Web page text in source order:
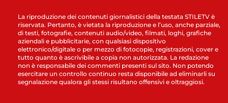
La riproduzione dei contenuti giornalistici della testata STILETV è
riservata. Pertanto, è vietata la riproduzione e l’uso, anche parziale,
di testi, fotografie, contenuti audio/video, filmati, loghi, grafiche
aziendali e pubblicitarie, con qualsiasi dispositivo
elettronico/digitale o per mezzo di fotocopie, registrazioni, cover e
tutto quanto è ascrivibile a copia non autorizzata. La redazione
non è responsabile dei commenti presenti sul sito. Non potendo
esercitare un controllo continuo resta disponibile ad eliminarli su
segnalazione qualora gli stessi risultano offensivi e oltraggiosi.